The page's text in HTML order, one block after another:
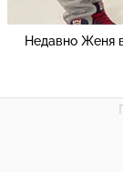
Недавно Женя